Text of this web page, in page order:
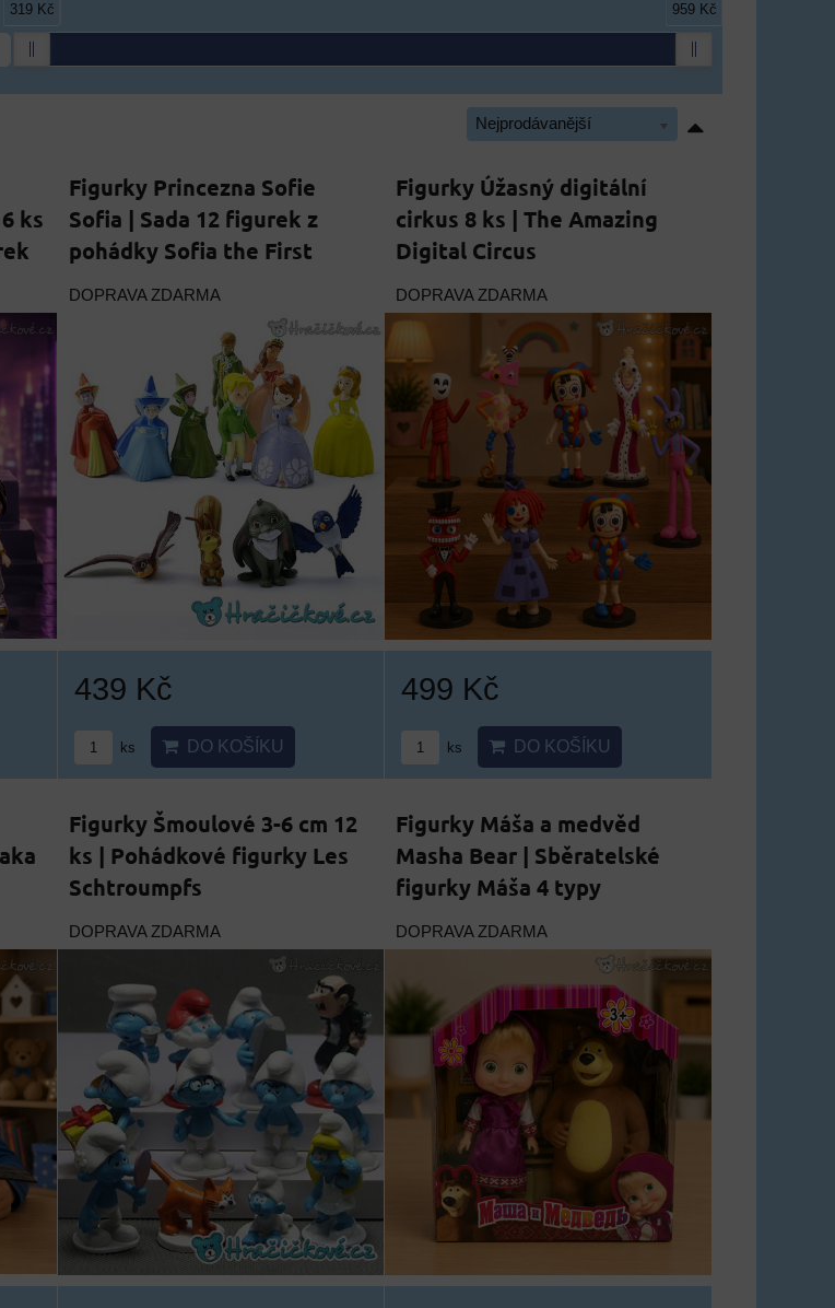
319 Kč 959 Kč
Nejprodávanější
ks
Figurky Princezna Sofie
Sofia | Sada 12 figurek z
pohádky Sofia the First
DOPRAVA ZDARMA
439 Kč
ks DO KOŠÍKU
Figurky Úžasný digitální
cirkus 8 ks | The Amazing
Digital Circus
DOPRAVA ZDARMA
499 Kč
ks DO KOŠÍKU
Figurky Šmoulové 3-6 cm 12
ks | Pohádkové figurky Les
Schtroumpfs
DOPRAVA ZDARMA
Figurky Máša a medvěd
Masha Bear | Sběratelské
figurky Máša 4 typy
DOPRAVA ZDARMA